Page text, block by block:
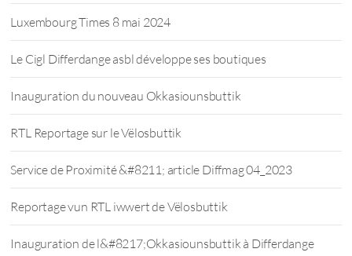
Luxembourg Times 8 mai 2024
Le Cigl Differdange asbl développe ses boutiques
Inauguration du nouveau Okkasiounsbuttik
RTL Reportage sur le Vëlosbuttik
Service de Proximité &#8211; article Diffmag 04_2023
Reportage vun RTL iwwert de Vëlosbuttik
Inauguration de l&#8217;Okkasiounsbuttik à Differdange